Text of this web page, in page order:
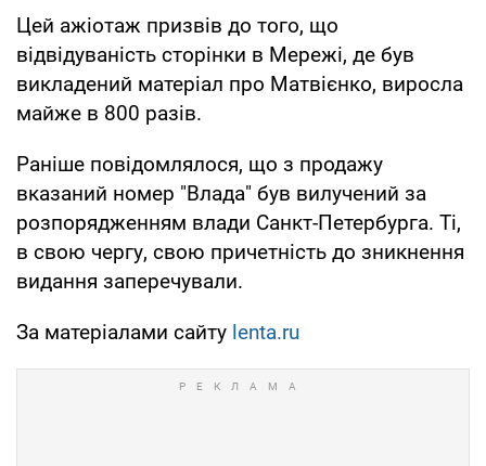
Цей ажіотаж призвів до того, що
відвідуваність сторінки в Мережі, де був
викладений матеріал про Матвієнко, виросла
майже в 800 разів.
Раніше повідомлялося, що з продажу
вказаний номер "Влада" був вилучений за
розпорядженням влади Санкт-Петербурга. Ті,
в свою чергу, свою причетність до зникнення
видання заперечували.
За матеріалами сайту lenta.ru